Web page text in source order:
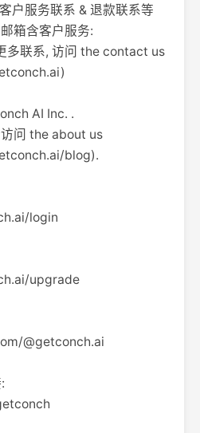
户服务联系 & 退款联系等
箱含客户服务:
多联系, 访问 the contact us
)
AI Inc. .
问 the about us
blog).
login
upgrade
@getconch.ai